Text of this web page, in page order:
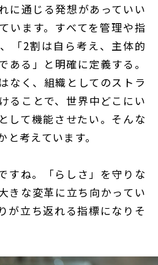
に通じる発想があっていい
います。すべてを管理や指
「2割は自ら考え、主体的
ある」と明確に定義する。
なく、組織としてのストラ
ることで、世界中どこにい
して機能させたい。そんな
考えています。
すね。「らしさ」を守りな
きな変革に立ち向かってい
が立ち返れる指標になりそ